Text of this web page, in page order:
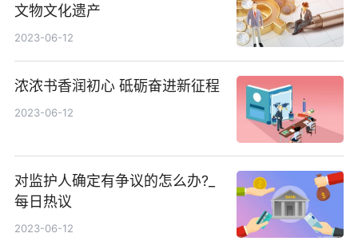
文物文化遗产
2023-06-12
浓浓书香润初心 砥砺奋进新征程
2023-06-12
对监护人确定有争议的怎么办?_
每日热议
2023-06-12